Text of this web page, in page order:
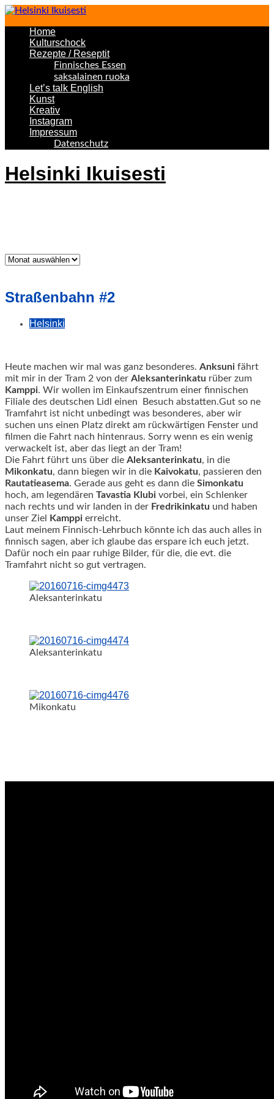
Home
Kulturschock
Rezepte / Reseptit
Finnisches Essen
saksalainen ruoka
Let’s talk English
Kunst
Kreativ
Instagram
Impressum
Datenschutz
Helsinki Ikuisesti
Was
Straßenbahn #2
Helsinki
Heute machen wir mal was ganz besonderes. Anksuni fährt
mit mir in der Tram 2 von der Aleksanterinkatu rüber zum
Kamppi. Wir wollen im Einkaufszentrum einer finnischen
Filiale des deutschen Lidl einen Besuch abstatten.Gut so ne
Tramfahrt ist nicht unbedingt was besonderes, aber wir
suchen uns einen Platz direkt am rückwärtigen Fenster und
filmen die Fahrt nach hintenraus. Sorry wenn es ein wenig
verwackelt ist, aber das liegt an der Tram!
Die Fahrt führt uns über die Aleksanterinkatu, in die
Mikonkatu, dann biegen wir in die Kaivokatu, passieren den
Rautatieasema. Gerade aus geht es dann die Simonkatu
hoch, am legendären Tavastia Klubi vorbei, ein Schlenker
nach rechts und wir landen in der Fredrikinkatu und haben
unser Ziel
Kamppi erreicht.
Laut meinem Finnisch-Lehrbuch könnte ich das auch alles in
finnisch sagen, aber ich glaube das erspare ich euch jetzt.
Dafür noch ein paar ruhige Bilder, für die, die evt. die
Tramfahrt nicht so gut vertragen.
Aleksanterinkatu
Aleksanterinkatu
Mikonkatu